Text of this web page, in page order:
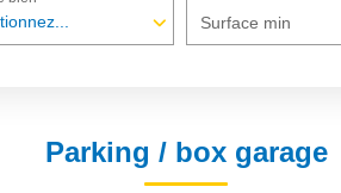
Surface min
Parking / box garage